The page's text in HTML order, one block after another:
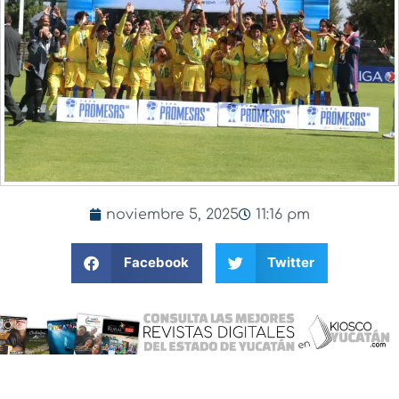
noviembre 5, 2025 11:16 pm
Facebook Twitter